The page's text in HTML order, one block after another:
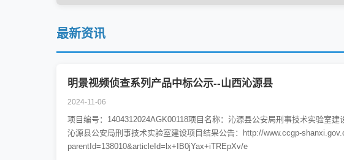
最新资讯
明景视频侦查系列产品中标公示--山西沁源县
2024-11-06
项目编号：1404312024AGK00118项目名称：沁源县公安局刑事技术实验室
沁源县公安局刑事技术实验室建设项目结果公告：http://www.ccgp-
parentId=138010&articleId=lx+IB0jYax+iTREpXv/e